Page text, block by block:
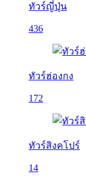
ทัวร์ญี่ปุ่น
436
ทัวร์ฮ่องกง
172
ทัวร์สิงคโปร์
14